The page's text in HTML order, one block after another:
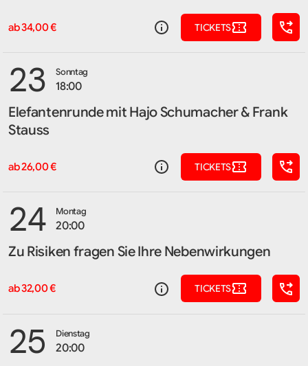
ab 34,00 € TICKETS
23 Sonntag
18:00
Elefantenrunde mit Hajo Schumacher & Frank
Stauss
ab 26,00 € TICKETS
24 Montag
20:00
Zu Risiken fragen Sie Ihre Nebenwirkungen
ab 32,00 € TICKETS
25 Dienstag
20:00